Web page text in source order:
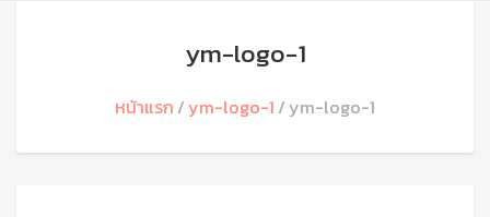
ym-logo-1
หน้าแรก ym-logo-1 ym-logo-1